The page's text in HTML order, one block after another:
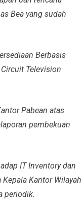
Bea yang sudah
Berbasis
Television
Pabean atas
pembekuan
IT Inventory dan
Kantor Wilayah
periodik.